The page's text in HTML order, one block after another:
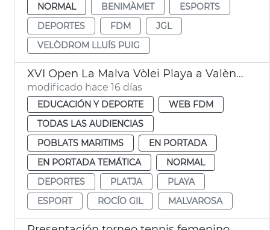
NORMAL
BENIMÀMET
ESPORTS
DEPORTES
FDM
JGL
VELÒDROM LLUÍS PUIG
XVI Open La Malva Vòlei Playa a València
modificado hace 16 días
EDUCACIÓN Y DEPORTE
WEB FDM
TODAS LAS AUDIENCIAS
POBLATS MARITIMS
EN PORTADA
EN PORTADA TEMÁTICA
NORMAL
DEPORTES
PLATJA
PLAYA
ESPORT
ROCÍO GIL MALVAROSA